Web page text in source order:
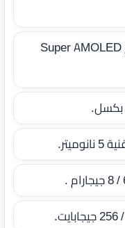
قياس الشاشة : 6.7 بوصة من نوع Super AMOLED